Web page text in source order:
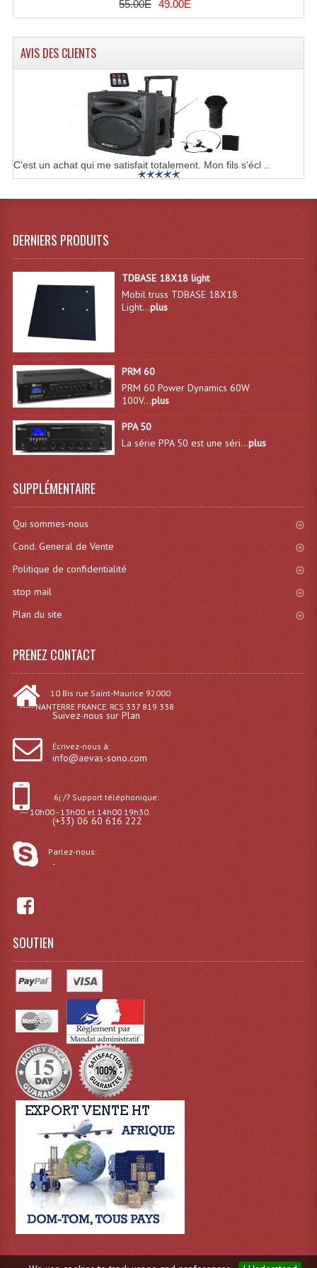
Lampes Théatre
Les Packs Light
Lumières Noire
Lyres
Panneaux, Piste Danse À Leds
Projecteur De Gobo
Projecteur Extérieur Multifaisceaux
Projecteurs Barres De Leds
Projecteurs Déco À Leds
Rampe De Spots
Stroboscopes
Câblage Electrique
Connectiques, Prises Etc...
Divers Bricolage
Haut-Parleurs Origine Sav
Membrannes De Haut Parleurs
Pieces Détachées Sav
Public-Adress
Accessoires Public-Adress L100V
Amplificateurs (L 100v)
55.00E 49.00E
AVIS DES CLIENTS
C'est un achat qui me satisfait totalement. Mon fils s'écl ..
DERNIERS PRODUITS
TDBASE 18X18 light
Mobil truss TDBASE 18X18
Light...plus
PRM 60
PRM 60 Power Dynamics 60W
100V...plus
PPA 50
La série PPA 50 est une séri...plus
SUPPLÉMENTAIRE
Qui sommes-nous
Cond. General de Vente
Politique de confidentialité
stop mail
Plan du site
PRENEZ CONTACT
10 Bis rue Saint-Maurice 92000
----- NANTERRE FRANCE. RCS 337 819 338
Suivez-nous sur Plan
Écrivez-nous à:
info@aevas-sono.com
6j /7 Support téléphonique:
--- 10h00 - 13h00 et 14h00 19h30.
(+33) 06 60 616 222
Parlez-nous:
-
SOUTIEN